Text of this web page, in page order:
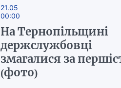
21.05
00:00
На Тернопільщині
держслужбовці
змагалися за
(фото)